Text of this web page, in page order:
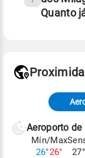
Quanto
Fonte:
de Tempo e
Para obter
Aeroporto de
Mín/Max
26°26°
27°